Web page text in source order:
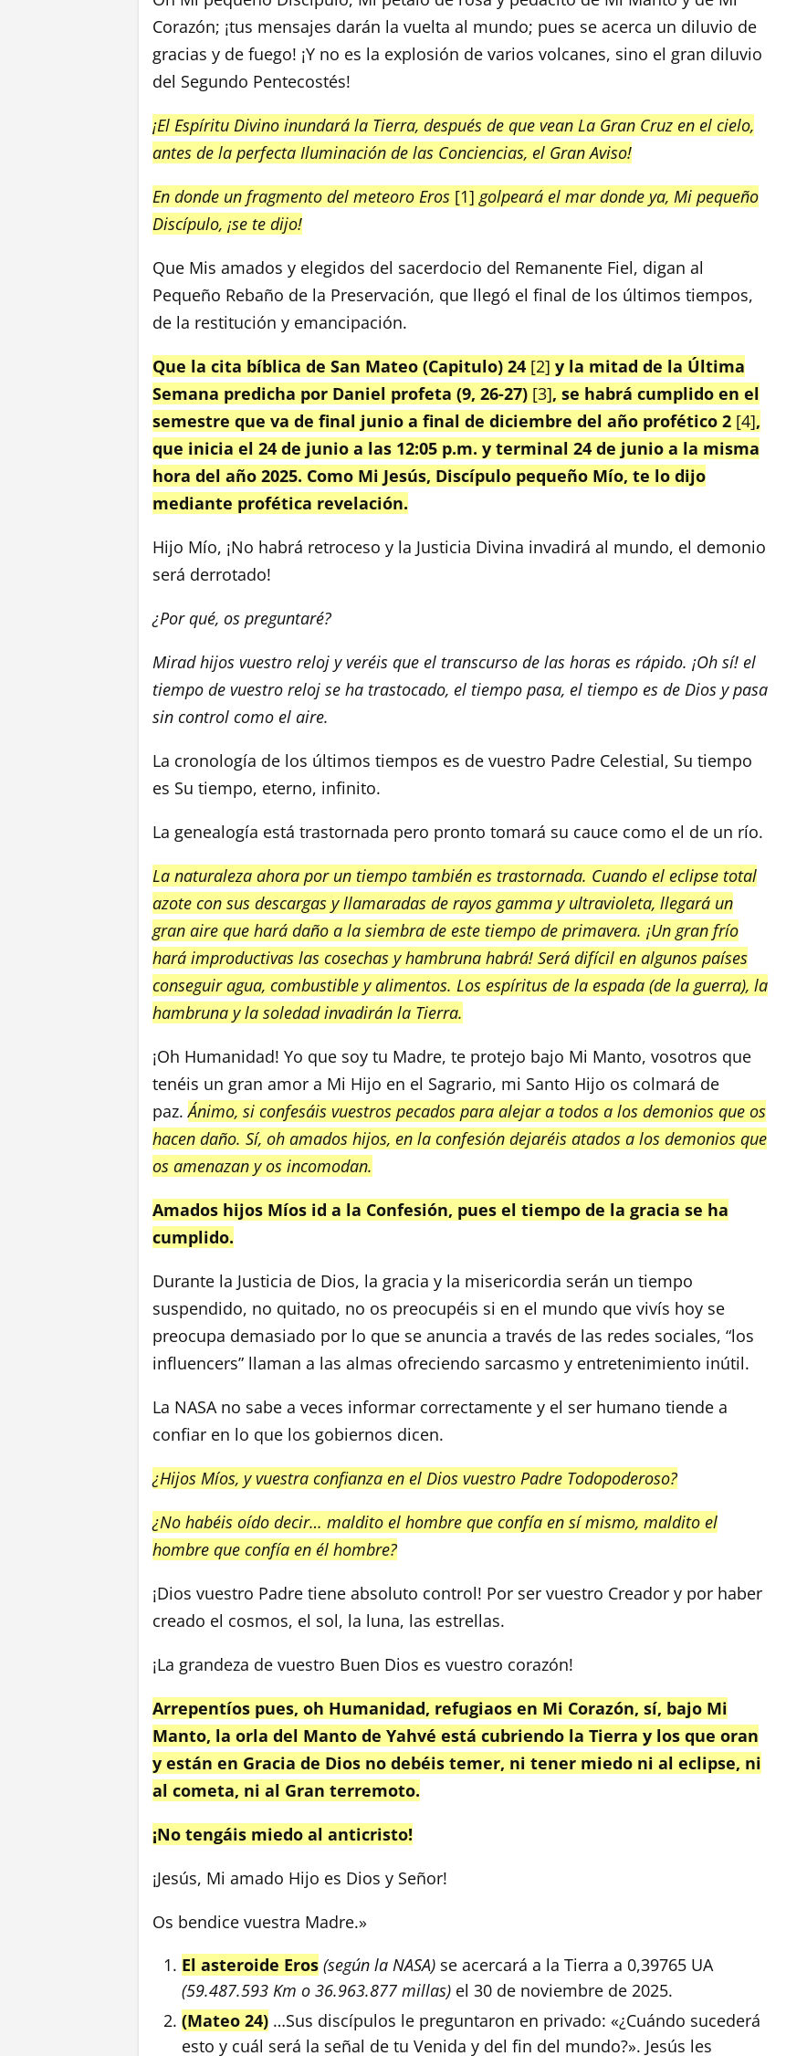
Corazón; ¡tus mensajes darán la vuelta al mundo; pues se acerca un diluvio de
gracias y de fuego! ¡Y no es la explosión de varios volcanes, sino el gran diluvio
del Segundo Pentecostés!
¡El Espíritu Divino inundará la Tierra, después de que vean La Gran Cruz en el cielo,
antes de la perfecta Iluminación de las Conciencias, el Gran Aviso!
En donde un fragmento del meteoro Eros [1] golpeará el mar donde ya, Mi pequeño
Discípulo, ¡se te dijo!
Que Mis amados y elegidos del sacerdocio del Remanente Fiel, digan al
Pequeño Rebaño de la Preservación, que llegó el final de los últimos tiempos,
de la restitución y emancipación.
Que la cita bíblica de San Mateo (Capitulo) 24 [2] y la mitad de la Última
Semana predicha por Daniel profeta (9, 26-27) [3], se habrá cumplido en el
semestre que va de final junio a final de diciembre del año profético 2 [4],
que inicia el 24 de junio a las 12:05 p.m. y terminal 24 de junio a la misma
hora del año 2025. Como Mi Jesús, Discípulo pequeño Mío, te lo dijo
mediante profética revelación.
Hijo Mío, ¡No habrá retroceso y la Justicia Divina invadirá al mundo, el demonio
será derrotado!
¿Por qué, os preguntaré?
Mirad hijos vuestro reloj y veréis que el transcurso de las horas es rápido. ¡Oh sí! el
tiempo de vuestro reloj se ha trastocado, el tiempo pasa, el tiempo es de Dios y pasa
sin control como el aire.
La cronología de los últimos tiempos es de vuestro Padre Celestial, Su tiempo
es Su tiempo, eterno, infinito.
La genealogía está trastornada pero pronto tomará su cauce como el de un río.
La naturaleza ahora por un tiempo también es trastornada. Cuando el eclipse total
azote con sus descargas y llamaradas de rayos gamma y ultravioleta, llegará un
gran aire que hará daño a la siembra de este tiempo de primavera. ¡Un gran frío
hará improductivas las cosechas y hambruna habrá! Será difícil en algunos países
conseguir agua, combustible y alimentos. Los espíritus de la espada (de la guerra), la
hambruna y la soledad invadirán la Tierra.
¡Oh Humanidad! Yo que soy tu Madre, te protejo bajo Mi Manto, vosotros que
tenéis un gran amor a Mi Hijo en el Sagrario, mi Santo Hijo os colmará de
paz.Ánimo, si confesáis vuestros pecados para alejar a todos a los demonios que os
hacen daño. Sí, oh amados hijos, en la confesión dejaréis atados a los demonios que
os amenazan y os incomodan.
Amados hijos Míos id a la Confesión, pues el tiempo de la gracia se ha
cumplido.
Durante la Justicia de Dios, la gracia y la misericordia serán un tiempo
suspendido, no quitado, no os preocupéis si en el mundo que vivís hoy se
preocupa demasiado por lo que se anuncia a través de las redes sociales, “los
influencers” llaman a las almas ofreciendo sarcasmo y entretenimiento inútil.
La NASA no sabe a veces informar correctamente y el ser humano tiende a
confiar en lo que los gobiernos dicen.
¿Hijos Míos, y vuestra confianza en el Dios vuestro Padre Todopoderoso?
¿No habéis oído decir… maldito el hombre que confía en sí mismo, maldito el
hombre que confía en él hombre?
¡Dios vuestro Padre tiene absoluto control! Por ser vuestro Creador y por haber
creado el cosmos, el sol, la luna, las estrellas.
¡La grandeza de vuestro Buen Dios es vuestro corazón!
Arrepentíos pues, oh Humanidad, refugiaos en Mi Corazón, sí, bajo Mi
Manto, la orla del Manto de Yahvé está cubriendo la Tierra y los que oran
y están en Gracia de Dios no debéis temer, ni tener miedo ni al eclipse, ni
al cometa, ni al Gran terremoto.
¡No tengáis miedo al anticristo!
¡Jesús, Mi amado Hijo es Dios y Señor!
Os bendice vuestra Madre.»
El asteroide Eros (según la NASA) se acercará a la Tierra a 0,39765 UA
(59.487.593 Km o 36.963.877 millas) el 30 de noviembre de 2025.
(Mateo 24) …Sus discípulos le preguntaron en privado: «¿Cuándo sucederá
esto y cuál será la señal de tu Venida y del fin del mundo?». Jesús les